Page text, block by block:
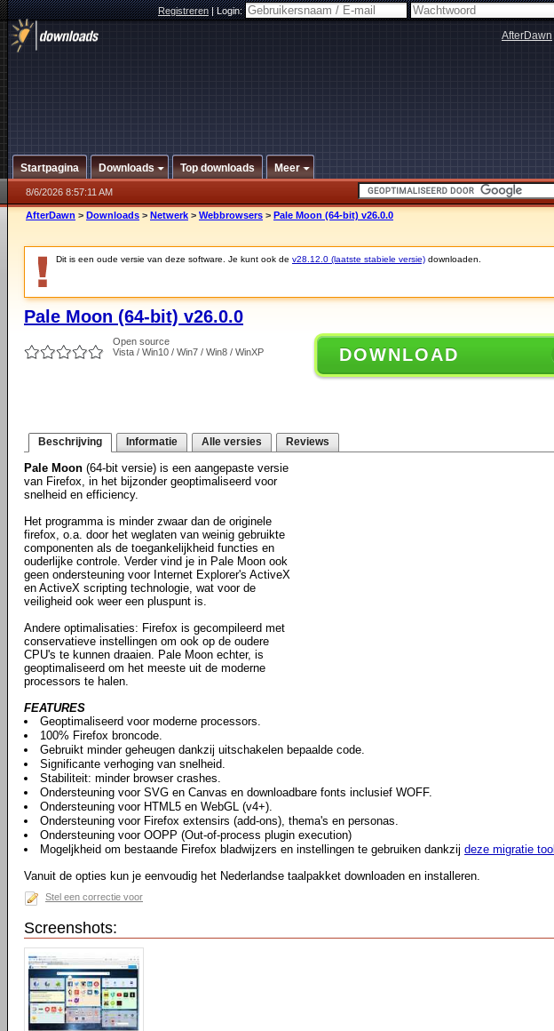
Registreren|Login:
AfterDawn
Startpagina Downloads Top downloads Meer
8/6/2026 8:57:11 AM
AfterDawn > Downloads > Netwerk > Webbrowsers > Pale Moon (64-bit) v26.0.0
Dit is een oude versie van deze software. Je kunt ook de v28.12.0 (laatste stabiele versie) downloaden.
Pale Moon (64-bit) v26.0.0
Open source
Vista / Win10 / Win7 / Win8 / WinXP
DOWNLOAD
Beschrijving Informatie Alle versies Reviews
Pale Moon (64-bit versie) is een aangepaste versie
van Firefox, in het bijzonder geoptimaliseerd voor
snelheid en efficiency.
Het programma is minder zwaar dan de originele
firefox, o.a. door het weglaten van weinig gebruikte
componenten als de toegankelijkheid functies en
ouderlijke controle. Verder vind je in Pale Moon ook
geen ondersteuning voor Internet Explorer's ActiveX
en ActiveX scripting technologie, wat voor de
veiligheid ook weer een pluspunt is.
Andere optimalisaties: Firefox is gecompileerd met
conservatieve instellingen om ook op de oudere
CPU's te kunnen draaien. Pale Moon echter, is
geoptimaliseerd om het meeste uit de moderne
processors te halen.
FEATURES
Geoptimaliseerd voor moderne processors.
100% Firefox broncode.
Gebruikt minder geheugen dankzij uitschakelen bepaalde code.
Significante verhoging van snelheid.
Stabiliteit: minder browser crashes.
Ondersteuning voor SVG en Canvas en downloadbare fonts inclusief WOFF.
Ondersteuning voor HTML5 en WebGL (v4+).
Ondersteuning voor Firefox extensirs (add-ons), thema's en personas.
Ondersteuning voor OOPP (Out-of-process plugin execution)
Mogeljkheid om bestaande Firefox bladwijzers en instellingen te gebruiken dankzij deze migratie tool
Vanuit de opties kun je eenvoudig het Nederlandse taalpakket downloaden en installeren.
Stel een correctie voor
Screenshots: